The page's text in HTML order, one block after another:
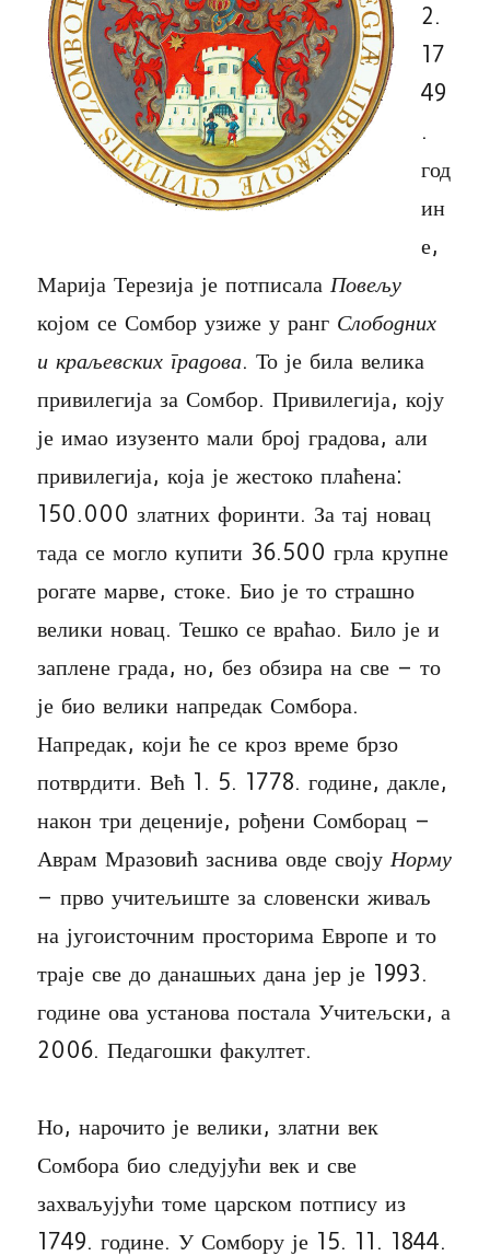
2.
17
49
.
год
ин
е,
Марија Терезија је потписала Повељу
којом се Сомбор узиже у ранг Слободних
и краљевских градова. То је била велика
привилегија за Сомбор. Привилегија, коју
је имао изузенто мали број градова, али
привилегија, која је жестоко плаћена:
150.000 златних форинти. За тај новац
тада се могло купити 36.500 грла крупне
рогате марве, стоке. Био је то страшно
велики новац. Тешко се враћао. Било је и
заплене града, но, без обзира на све – то
је био велики напредак Сомбора.
Напредак, који ће се кроз време брзо
потврдити. Већ 1. 5. 1778. године, дакле,
након три деценије, рођени Сомборац –
Аврам Мразовић заснива овде своју Норму
– прво учитељиште за словенски живаљ
на југоисточним просторима Европе и то
траје све до данашњих дана јер је 1993.
године ова установа постала Учитељски, а
2006. Педагошки факултет.
Но, нарочито је велики, златни век
Сомбора био следујући век и све
захваљујући томе царском потпису из
1749. године. У Сомбору је 15. 11. 1844.